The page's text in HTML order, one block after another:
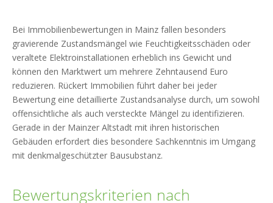
Bei Immobilienbewertungen in Mainz fallen besonders
gravierende Zustandsmängel wie Feuchtigkeitsschäden oder
veraltete Elektroinstallationen erheblich ins Gewicht und
können den Marktwert um mehrere Zehntausend Euro
reduzieren. Rückert Immobilien führt daher bei jeder
Bewertung eine detaillierte Zustandsanalyse durch, um sowohl
offensichtliche als auch versteckte Mängel zu identifizieren.
Gerade in der Mainzer Altstadt mit ihren historischen
Gebäuden erfordert dies besondere Sachkenntnis im Umgang
mit denkmalgeschützter Bausubstanz.
Bewertungskriterien nach